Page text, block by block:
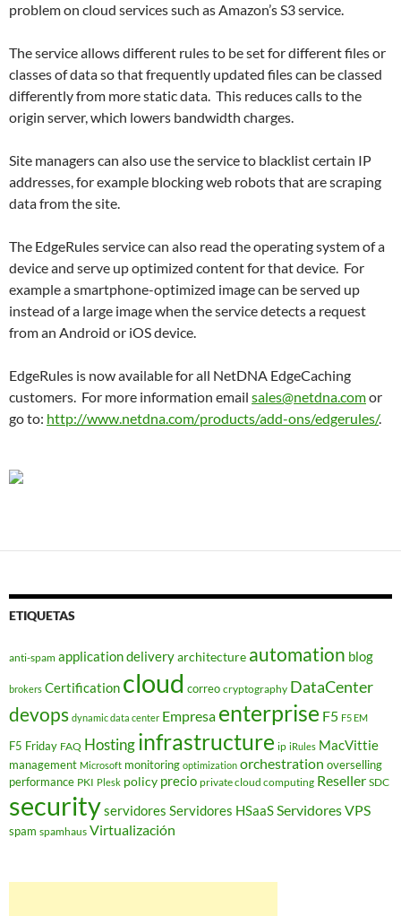
problem on cloud services such as Amazon’s S3 service.
The service allows different rules to be set for different files or
classes of data so that frequently updated files can be classed
differently from more static data. This reduces calls to the
origin server, which lowers bandwidth charges.
Site managers can also use the service to blacklist certain IP
addresses, for example blocking web robots that are scraping
data from the site.
The EdgeRules service can also read the operating system of a
device and serve up optimized content for that device. For
example a smartphone-optimized image can be served up
instead of a large image when the service detects a request
from an Android or iOS device.
EdgeRules is now available for all NetDNA EdgeCaching
customers. For more information email sales@netdna.comor
go to: http://www.netdna.com/products/add-ons/edgerules/.
ETIQUETAS
anti-spam application deliveryarchitecture automation blog
brokers Certification cloud correo cryptography DataCenter
devops dynamic data center Empresa enterprise F5 F5 EM
F5 Friday FAQ Hostinginfrastructure ip iRules MacVittie
management Microsoft monitoring optimization orchestration overselling
performance PKI Plesk policy precio private cloud computing Reseller SDC
securityservidores Servidores HSaaSServidores VPS
spam spamhaus Virtualización